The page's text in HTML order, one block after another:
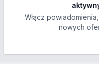
Włącz
nowych